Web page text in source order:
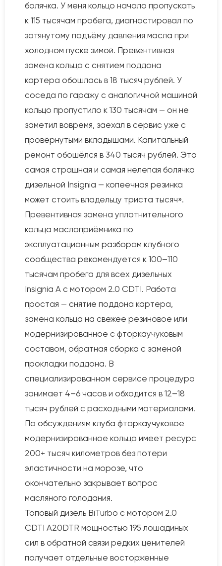
болячка. У меня кольцо начало пропускать
к 115 тысячам пробега, диагностировал по
затянутому подъёму давления масла при
холодном пуске зимой. Превентивная
замена кольца с снятием поддона
картера обошлась в 18 тысяч рублей. У
соседа по гаражу с аналогичной машиной
кольцо пропустило к 130 тысячам — он не
заметил вовремя, заехал в сервис уже с
провёрнутыми вкладышами. Капитальный
ремонт обошёлся в 340 тысяч рублей. Это
самая страшная и самая нелепая болячка
дизельной Insignia — копеечная резинка
может стоить владельцу триста тысяч».
Превентивная замена уплотнительного
кольца маслоприёмника по
эксплуатационным разборам клубного
сообщества рекомендуется к 100–110
тысячам пробега для всех дизельных
Insignia A с мотором 2.0 CDTI. Работа
простая — снятие поддона картера,
замена кольца на свежее резиновое или
модернизированное с фторкаучуковым
составом, обратная сборка с заменой
прокладки поддона. В
специализированном сервисе процедура
занимает 4–6 часов и обходится в 12–18
тысяч рублей с расходными материалами.
По обсуждениям клуба фторкаучуковое
модернизированное кольцо имеет ресурс
200+ тысяч километров без потери
эластичности на морозе, что
окончательно закрывает вопрос
масляного голодания.
Топовый дизель BiTurbo с мотором 2.0
CDTI A20DTR мощностью 195 лошадиных
сил в обратной связи редких ценителей
получает отдельные восторженные